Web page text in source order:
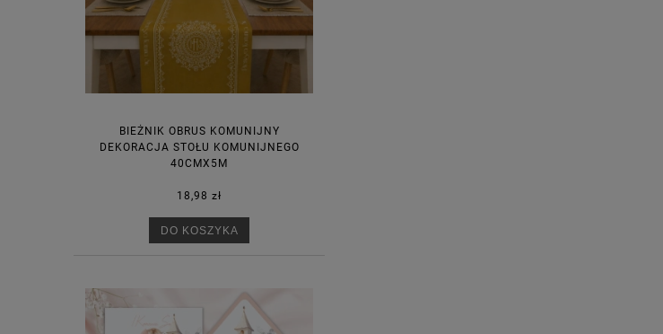
BIEŻNIK OBRUS KOMUNIJNY
DEKORACJA STOŁU KOMUNIJNEGO
40CMX5M
18,98 zł
DO KOSZYKA